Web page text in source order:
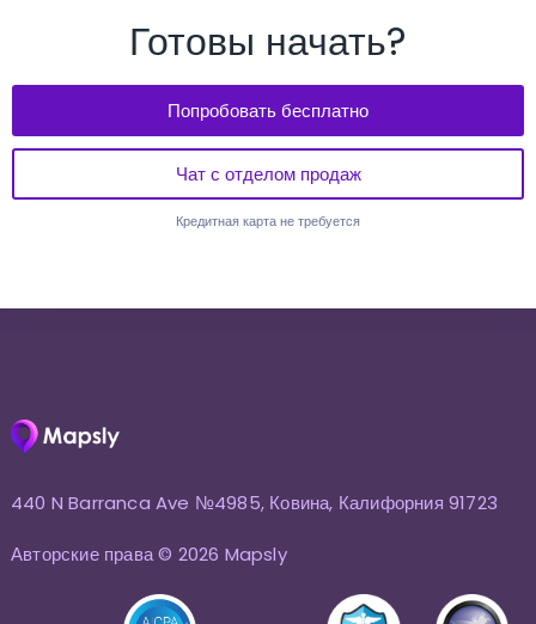
Готовы начать?
Попробовать бесплатно
Чат с отделом продаж
Кредитная карта не требуется
440 N Barranca Ave №4985, Ковина, Калифорния 91723
Авторские права © 2026 Mapsly